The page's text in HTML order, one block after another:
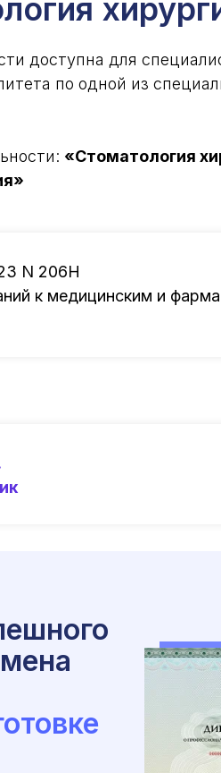
доступна для
по одной из
«Стоматология
N 206Н
к медицинским и